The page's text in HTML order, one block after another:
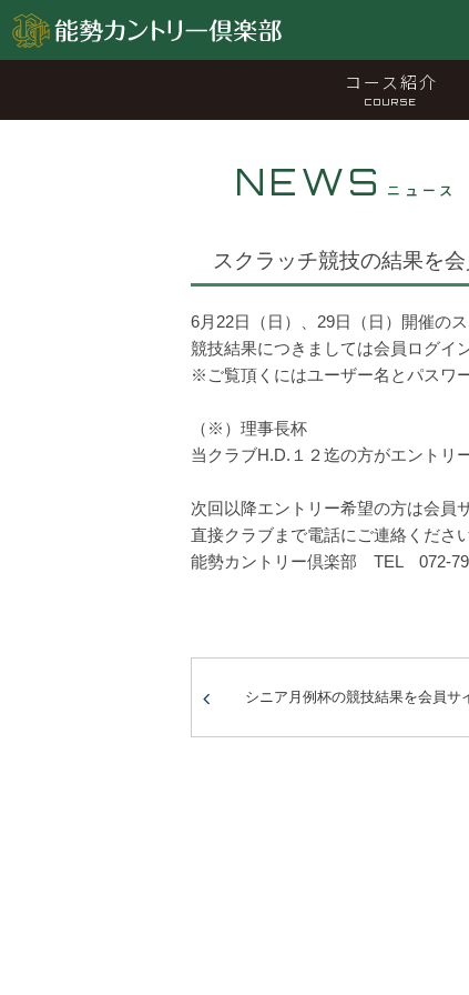
コース紹介
COURSE
NEWS ニュース
スクラッチ競技の結果を
6月22日（日）、29日（日）開催の
競技結果につきましては会員ログイ
※ご覧頂くにはユーザー名とパスワ
（※）理事長杯
当クラブH.D.１２迄の方がエントリ
次回以降エントリー希望の方は会員
直接クラブまで電話にご連絡ください
能勢カントリー倶楽部 TEL 072-
シニア月例杯の競技結果を会員サ